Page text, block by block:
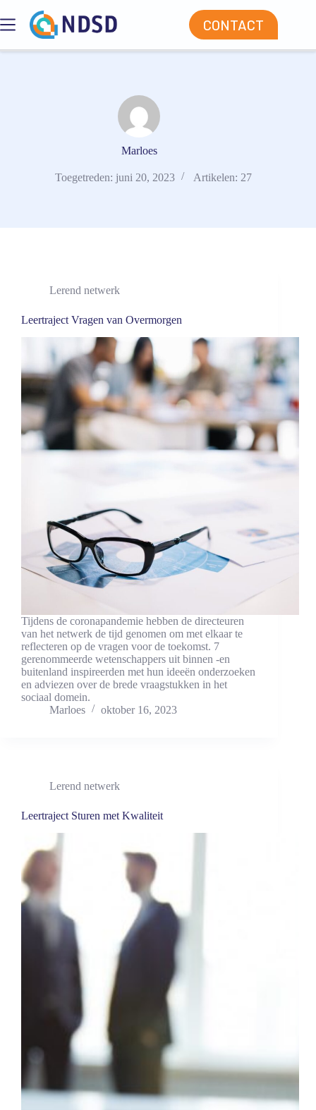
naar
de
CONTACT
Marloes
Toegetreden: juni 20, 2023 Artikelen: 27
Lerend netwerk
Leertraject Vragen van Overmorgen
Tijdens de coronapandemie hebben de directeuren
van het netwerk de tijd genomen om met elkaar te
reflecteren op de vragen voor de toekomst. 7
gerenommeerde wetenschappers uit binnen -en
buitenland inspireerden met hun ideeën onderzoeken
en adviezen over de brede vraagstukken in het
sociaal domein.
Marloes
oktober 16, 2023
Lerend netwerk
Leertraject Sturen met Kwaliteit